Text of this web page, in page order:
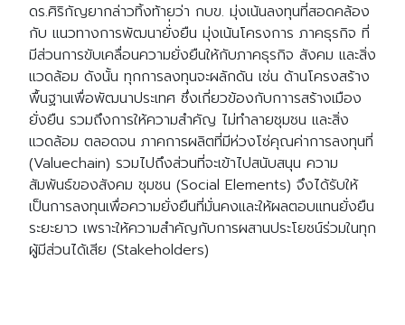
ดร.ศิริกัญยากล่าวทิ้งท้ายว่า กบข. มุ่งเน้นลงทุนที่สอดคล้อง
กับ แนวทางการพัฒนายั่่งยืน มุ่งเน้นโครงการ ภาคธุรกิจ ที่
มีส่วนการขับเคลื่อนความยั่งยืนให้กับภาคธุรกิจ สังคม และสิ่ง
แวดล้อม ดังนั้น ทุกการลงทุนจะผลักดัน เช่น ด้านโครงสร้าง
พื้นฐานเพื่อพัฒนาประเทศ ซึ่งเกี่ยวข้องกับกาารสร้างเมือง
ยั่งยืน รวมถึงการให้ความสำคัญ ไม่ทำลายชุมชน และสิ่ง
แวดล้อม ตลอดจน ภาคการผลิตที่มีห่วงโซ่คุณค่าการลงทุนที่
(Valuechain) รวมไปถึงส่วนที่จะเข้าไปสนับสนุน ความ
สัมพันธ์ของสังคม ชุมชน (Social Elements) จึงได้รับให้
เป็นการลงทุนเพื่อความยั่งยืนที่มั่นคงและให้ผลตอบแทนยั่งยืน
ระยะยาว เพราะให้ความสำคัญกับการผสานประโยชน์ร่วมในทุก
ผู้มีส่วนได้เสีย (Stakeholders)